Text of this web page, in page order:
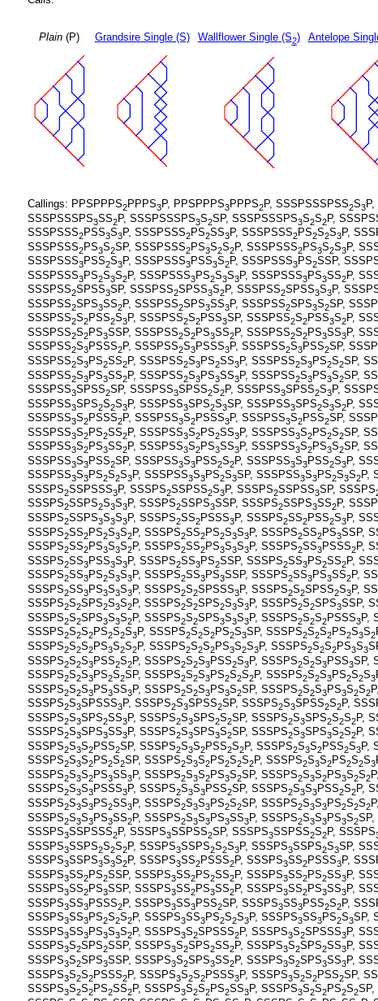
Plain(P) Grandsire Single (S) Wallflower Single (S2) Antelope
Callings: PPSPPPS2PPPS3P, PPSPPPS3PPPS2P, SSSPSSSPSS2S3P,
SSSPSSSPS3SS2P, SSSPSSSPS3S2SP, SSSPSSSPS3S2S2P,
SSSPSSS2PSS3S3P, SSSPSSS2PS2SS3P, SSSPSSS2PS2S2S3P,
SSSPSSS2PS3S2SP, SSSPSSS2PS3S2S2P, SSSPSSS2PS3S2S3P,
SSSPSSS3PSS2S3P, SSSPSSS3PSS3S2P, SSSPSSS3PS2SSP,
SSSPSSS3PS2S3S2P, SSSPSSS3PS2S3S3P, SSSPSSS3PS3SS2P,
SSSPSS2SPSS3SP, SSSPSS2SPSS3S2P, SSSPSS2SPSS3S3P,
SSSPSS2SPS3SS2P, SSSPSS2SPS3SS3P, SSSPSS2SPS3S2SP,
SSSPSS2S2PSS2S3P, SSSPSS2S2PSS3SP, SSSPSS2S2PSS3S2P,
SSSPSS2S2PS3SSP, SSSPSS2S2PS3SS2P, SSSPSS2S2PS3SS3P,
SSSPSS2S3PSSS2P, SSSPSS2S3PSSS3P, SSSPSS2S3PSS2SP,
SSSPSS2S3PS2SS2P, SSSPSS2S3PS2SS3P, SSSPSS2S3PS2S2SP,
SSSPSS2S3PS3SS2P, SSSPSS2S3PS3SS3P, SSSPSS2S3PS3S2SP,
SSSPSS3SPSS2SP, SSSPSS3SPSS2S2P, SSSPSS3SPSS2S3P,
SSSPSS3SPS2S2S3P, SSSPSS3SPS2S3SP, SSSPSS3SPS2S3S2P,
SSSPSS3S2PSSS2P, SSSPSS3S2PSSS3P, SSSPSS3S2PSS2SP,
SSSPSS3S2PS2SS2P, SSSPSS3S2PS2SS3P, SSSPSS3S2PS2S2SP,
SSSPSS3S2PS3SS2P, SSSPSS3S2PS3SS3P, SSSPSS3S2PS3S2SP,
SSSPSS3S3PSS2SP, SSSPSS3S3PSS2S2P, SSSPSS3S3PSS2S3P,
SSSPSS3S3PS2S2S3P, SSSPSS3S3PS2S3SP, SSSPSS3S3PS2S3S2P,
SSSPS2SSPSSS3P, SSSPS2SSPSS2S3P, SSSPS2SSPSS3SP, SSSPS
SSSPS2SSPS2S3S3P, SSSPS2SSPS3SSP, SSSPS2SSPS3SS2P,
SSSPS2SSPS3S3S3P, SSSPS2SS2PSSS3P, SSSPS2SS2PSS2S3P,
SSSPS2SS2PS2S3S2P, SSSPS2SS2PS2S3S3P, SSSPS2SS2PS3SSP,
SSSPS2SS2PS3S3S2P, SSSPS2SS2PS3S3S3P, SSSPS2SS3PSSS2P,
SSSPS2SS3PSS3S3P, SSSPS2SS3PS2SSP, SSSPS2SS3PS2SS2P,
SSSPS2SS3PS2S3S3P, SSSPS2SS3PS3SSP, SSSPS2SS3PS3SS2P,
SSSPS2SS3PS3S3S3P, SSSPS2S2SPSSS3P, SSSPS2S2SPSS2S3P,
SSSPS2S2SPS2S3S2P, SSSPS2S2SPS2S3S3P, SSSPS2S2SPS3SSP,
SSSPS2S2SPS3S3S2P, SSSPS2S2SPS3S3S3P, SSSPS2S2S2PSSS3P,
SSSPS2S2S2PS2S2S3P, SSSPS2S2S2PS2S3SP, SSSPS2S2S2PS2S3S2
SSSPS2S2S2PS3S2S2P, SSSPS2S2S2PS3S2S3P, SSSPS2S2S2PS3S3
SSSPS2S2S3PSS2S2P, SSSPS2S2S3PSS2S3P, SSSPS2S2S3PSS3SP,
SSSPS2S2S3PS2S2SP, SSSPS2S2S3PS2S2S2P, SSSPS2S2S3PS2S2S3
SSSPS2S2S3PS3SS3P, SSSPS2S2S3PS3S2SP, SSSPS2S2S3PS3S2S2
SSSPS2S3SPSSS3P, SSSPS2S3SPSS2SP, SSSPS2S3SPSS2S2P,
SSSPS2S3SPS2SS3P, SSSPS2S3SPS2S2SP, SSSPS2S3SPS2S2S2P,
SSSPS2S3SPS3SS3P, SSSPS2S3SPS3S2SP, SSSPS2S3SPS3S2S2P,
SSSPS2S3S2PSS2SP, SSSPS2S3S2PSS2S2P, SSSPS2S3S2PSS2S3P,
SSSPS2S3S2PS2S2SP, SSSPS2S3S2PS2S2S2P, SSSPS2S3S2PS2S2S3
SSSPS2S3S2PS3SS3P, SSSPS2S3S2PS3S2SP, SSSPS2S3S2PS3S2S2
SSSPS2S3S3PSSS3P, SSSPS2S3S3PSS2SP, SSSPS2S3S3PSS2S2P,
SSSPS2S3S3PS2SS3P, SSSPS2S3S3PS2S2SP, SSSPS2S3S3PS2S2S2
SSSPS2S3S3PS3SS2P, SSSPS2S3S3PS3SS3P, SSSPS2S3S3PS3S2SP,
SSSPS3SSPSSS2P, SSSPS3SSPSS2SP, SSSPS3SSPSS2S2P, SSSPS
SSSPS3SSPS2S2S2P, SSSPS3SSPS2S2S3P, SSSPS3SSPS2S3SP,
SSSPS3SSPS3S3S2P, SSSPS3SS2PSSS2P, SSSPS3SS2PSSS3P,
SSSPS3SS2PS2SSP, SSSPS3SS2PS2SS2P, SSSPS3SS2PS2SS3P,
SSSPS3SS2PS3SSP, SSSPS3SS2PS3SS2P, SSSPS3SS2PS3SS3P,
SSSPS3SS3PSSS2P, SSSPS3SS3PSS2SP, SSSPS3SS3PSS2S2P,
SSSPS3SS3PS2S2S2P, SSSPS3SS3PS2S2S3P, SSSPS3SS3PS2S3SP,
SSSPS3SS3PS3S3S2P, SSSPS3S2SPSSS2P, SSSPS3S2SPSSS3P,
SSSPS3S2SPS2SSP, SSSPS3S2SPS2SS2P, SSSPS3S2SPS2SS3P,
SSSPS3S2SPS3SSP, SSSPS3S2SPS3SS2P, SSSPS3S2SPS3SS3P,
SSSPS3S2S2PSSS2P, SSSPS3S2S2PSSS3P, SSSPS3S2S2PSS2SP,
SSSPS3S2S2PS2SS2P, SSSPS3S2S2PS2SS3P, SSSPS3S2S2PS2S2SP,